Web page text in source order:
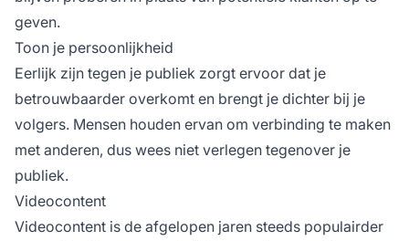
geven.
Toon je persoonlijkheid
Eerlijk zijn tegen je publiek zorgt ervoor dat je
betrouwbaarder overkomt en brengt je dichter bij je
volgers. Mensen houden ervan om verbinding te maken
met anderen, dus wees niet verlegen tegenover je
publiek.
Videocontent
Videocontent is de afgelopen jaren steeds populairder